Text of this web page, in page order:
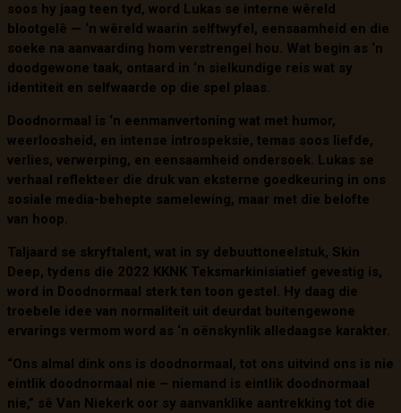
soos hy jaag teen tyd, word Lukas se interne wêreld
blootgelê — ‘n wêreld waarin selftwyfel, eensaamheid en die
soeke na aanvaarding hom verstrengel hou. Wat begin as ‘n
doodgewone taak, ontaard in ‘n sielkundige reis wat sy
identiteit en selfwaarde op die spel plaas.
Doodnormaal is ‘n eenmanvertoning wat met humor,
weerloosheid, en intense introspeksie, temas soos liefde,
verlies, verwerping, en eensaamheid ondersoek. Lukas se
verhaal reflekteer die druk van eksterne goedkeuring in ons
sosiale media-behepte samelewing, maar met die belofte
van hoop.
Taljaard se skryftalent, wat in sy debuuttoneelstuk, Skin
Deep, tydens die 2022 KKNK Teksmarkinisiatief gevestig is,
word in Doodnormaal sterk ten toon gestel. Hy daag die
troebele idee van normaliteit uit deurdat buitengewone
ervarings vermom word as ‘n oënskynlik alledaagse karakter.
“Ons almal dink ons is doodnormaal, tot ons uitvind ons is nie
eintlik doodnormaal nie – niemand is eintlik doodnormaal
nie,” sê Van Niekerk oor sy aanvanklike aantrekking tot die